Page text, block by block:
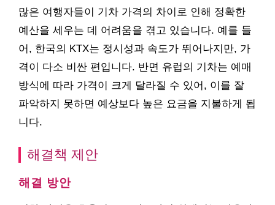
많은 여행자들이 기차 가격의 차이로 인해 정확한
예산을 세우는 데 어려움을 겪고 있습니다. 예를 들
어, 한국의 KTX는 정시성과 속도가 뛰어나지만, 가
격이 다소 비싼 편입니다. 반면 유럽의 기차는 예매
방식에 따라 가격이 크게 달라질 수 있어, 이를 잘
파악하지 못하면 예상보다 높은 요금을 지불하게 됩
니다.
해결책 제안
해결 방안